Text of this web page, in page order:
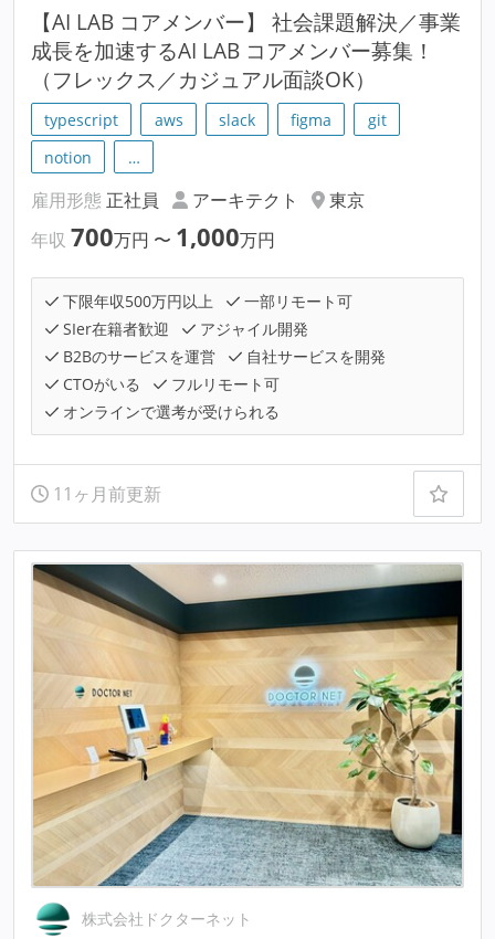
【AI LAB コアメンバー】 社会課題解決／事業
成長を加速するAI LAB コアメンバー募集！
（フレックス／カジュアル面談OK）
typescript aws slack figma
git
notion
…
雇用形態 正社員 アーキテクト
東京
年収 700万円 〜 1,000万円
下限年収500万円以上
一部リモート可
SIer在籍者歓迎
アジャイル開発
B2Bのサービスを運営
自社サービスを開発
CTOがいる
フルリモート可
オンラインで選考が受けられる
11ヶ月前更新
株式会社ドクターネット